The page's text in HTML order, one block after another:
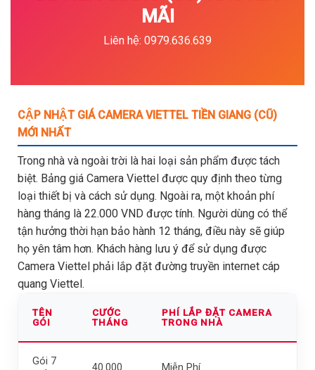
MÃI
Liên hệ: 0979.636.639
CẬP NHẬT GIÁ CAMERA VIETTEL TIỀN GIANG (CŨ)
MỚI NHẤT
Trong nhà và ngoài trời là hai loại sản phẩm được tách
biệt. Bảng giá Camera Viettel được quy định theo từng
loại thiết bị và cách sử dụng. Ngoài ra, một khoản phí
hàng tháng là 22.000 VND được tính. Người dùng có thể
tận hưởng thời hạn bảo hành 12 tháng, điều này sẽ giúp
họ yên tâm hơn. Khách hàng lưu ý để sử dụng được
Camera Viettel phải lắp đặt đường truyền internet cáp
quang Viettel.
TÊN
GÓI
CƯỚC
THÁNG
PHÍ LẮP ĐẶT CAMERA
TRONG NHÀ
Gói 7
40.000 Miễn Phí